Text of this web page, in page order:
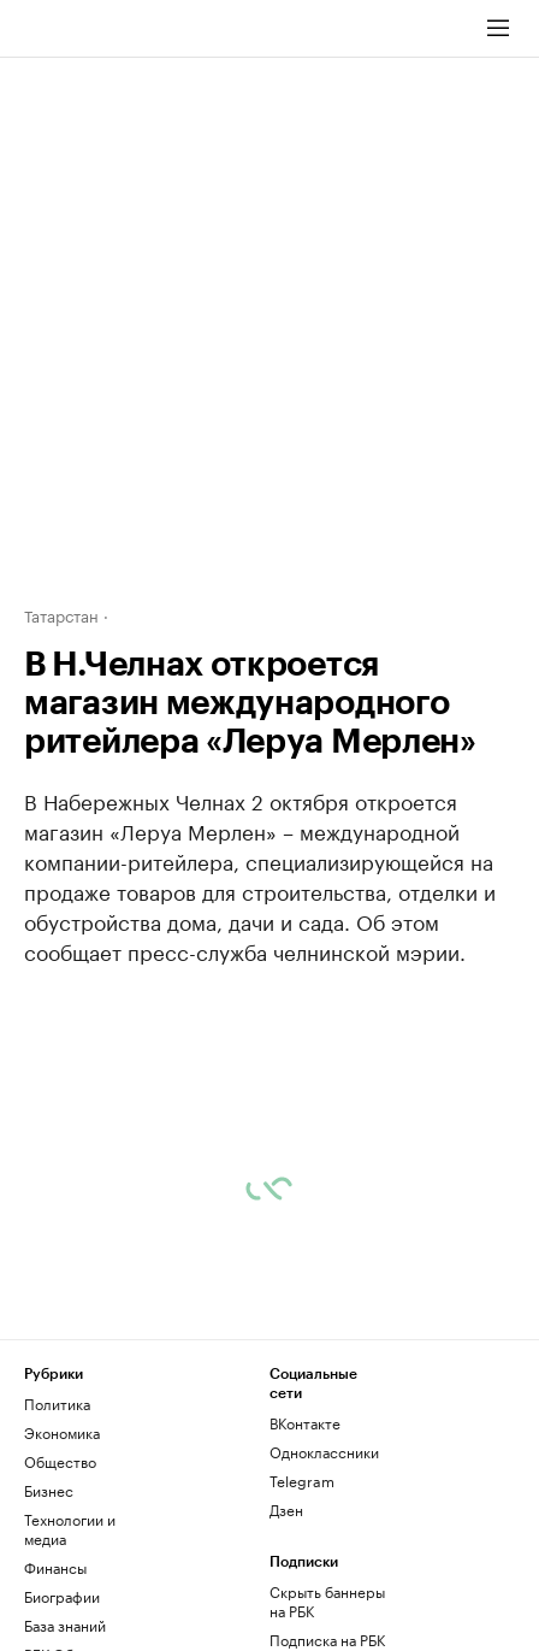
Татарстан
В Н.Челнах откроется
магазин международного
ритейлера «Леруа Мерлен»
В Набережных Челнах 2 октября откроется
магазин «Леруа Мерлен» – международной
компании-ритейлера, специализирующейся на
продаже товаров для строительства, отделки и
обустройства дома, дачи и сада. Об этом
сообщает пресс-служба челнинской мэрии.
Рубрики
Политика
Экономика
Общество
Бизнес
Технологии и
медиа
Финансы
Биографии
База знаний
Социальные
сети
ВКонтакте
Одноклассники
Telegram
Дзен
Подписки
Скрыть баннеры
на РБК
Подписка на РБК